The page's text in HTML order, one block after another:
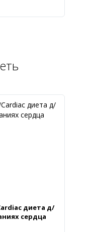
диета д/
сердца